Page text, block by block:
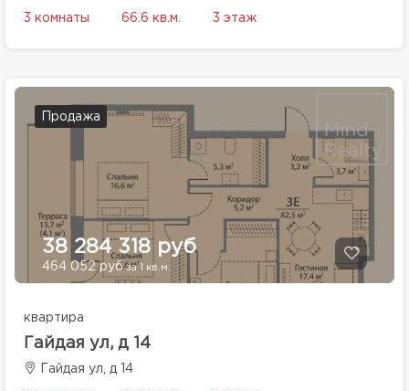
3 комнаты 66.6 кв.м. 3 этаж
Продажа
38 284 318 руб
464 052 рубза 1 кв.м.
квартира
Гайдая ул, д 14
Гайдая ул, д 14